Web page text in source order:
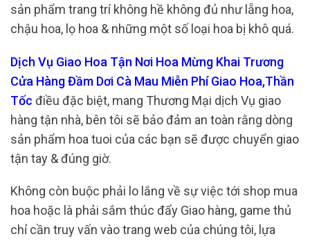
sản phẩm trang trí không hề không đủ như lẵng hoa,
chậu hoa, lọ hoa & những một số loại hoa bị khô quá.
Dịch Vụ Giao Hoa Tận Nơi Hoa Mừng Khai Trương
Cửa Hàng Đầm Dơi Cà Mau Miễn Phí Giao Hoa,Thần
Tốc điều đặc biệt, mang Thương Mại dịch Vụ giao
hàng tận nhà, bên tôi sẽ bảo đảm an toàn rằng dòng
sản phẩm hoa tuoi của các bạn sẽ được chuyển giao
tận tay & đúng giờ.
Không còn buộc phải lo lắng về sự việc tới shop mua
hoa hoặc là phải sắm thúc đẩy Giao hàng, game thủ
chỉ cần truy vấn vào trang web của chúng tôi, lựa